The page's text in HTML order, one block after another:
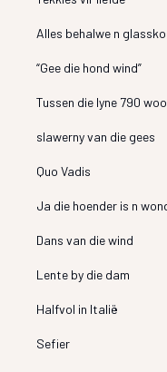
Alles behalwe n
“Gee die hond wind”
Tussen die lyne 790
slawerny van die gees
Quo Vadis
Ja die hoender is n
Dans van die wind
Lente by die dam
Halfvol in Italië
Sefier